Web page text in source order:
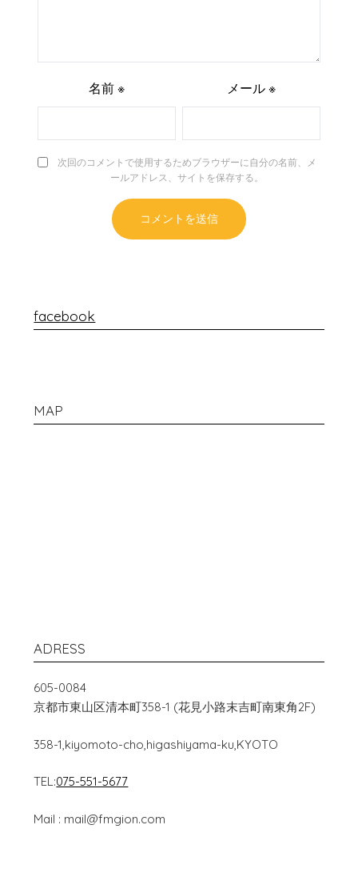
名前※ メール ※
次回のコメントで使用するためブラウザーに自分の名前、メ
ールアドレス、サイトを保存する。
facebook
MAP
ADRESS
605-0084
京都市東山区清本町358-1 (花見小路末吉町南東角2F)
358-1,kiyomoto-cho,higashiyama-ku,KYOTO
TEL:075-551-5677
Mail : mail@fmgion.com